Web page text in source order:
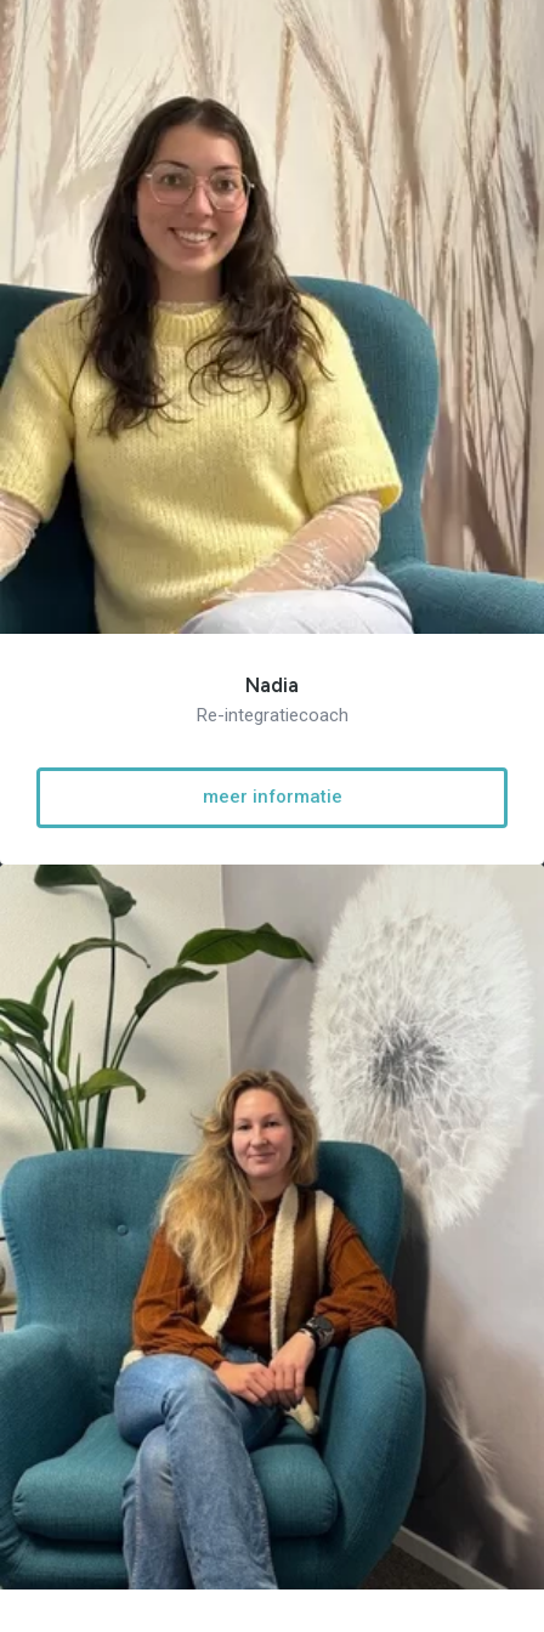
Brochure
Vacatures
Laatste nieuws
Contact
conflictsituaties
Maatschappelijk
Verantwoord Ondernemen
Ons testcentrum
LeerWerkburo
Locaties
Vacatures
Nieuws
Contact
Klanten aan het
woord
Klanten aan het woord
Werkgever aan het woord
Nadia
Re-integratiecoach
meer informatie